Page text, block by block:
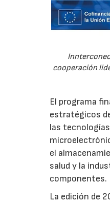
cooperación
El programa
estratégicos
las
el
salud y la
componentes.
La edición de